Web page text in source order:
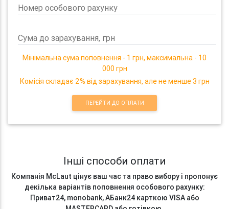
Номер особового рахунку
Сума до зарахування, грн
Мінімальна сума поповнення - 1 грн, максимальна - 10
000 грн
Комісія складає 2% від зарахування, але не менше 3 грн
ПЕРЕЙТИ ДО ОПЛАТИ
Інші способи оплати
Компанія McLaut цінує ваш час та право вибору і пропонує
декілька варіантів поповнення особового рахунку:
Приват24, monobank, АБанк24 карткою VISA або